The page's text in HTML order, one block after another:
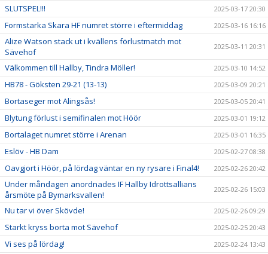
SLUTSPEL!!! 2025-03-17 20:30
Formstarka Skara HF numret större i eftermiddag 2025-03-16 16:16
Alize Watson stack ut i kvällens förlustmatch mot
Sävehof
2025-03-11 20:31
Välkommen till Hallby, Tindra Möller! 2025-03-10 14:52
HB78 - Göksten 29-21 (13-13) 2025-03-09 20:21
Bortaseger mot Alingsås! 2025-03-05 20:41
Blytung förlust i semifinalen mot Höör 2025-03-01 19:12
Bortalaget numret större i Arenan 2025-03-01 16:35
Eslöv - HB Dam 2025-02-27 08:38
Oavgjort i Höör, på lördag väntar en ny rysare i Final4! 2025-02-26 20:42
Under måndagen anordnades IF Hallby Idrottsallians
årsmöte på Bymarksvallen!
2025-02-26 15:03
Nu tar vi över Skövde! 2025-02-26 09:29
Starkt kryss borta mot Sävehof 2025-02-25 20:43
Vi ses på lördag! 2025-02-24 13:43